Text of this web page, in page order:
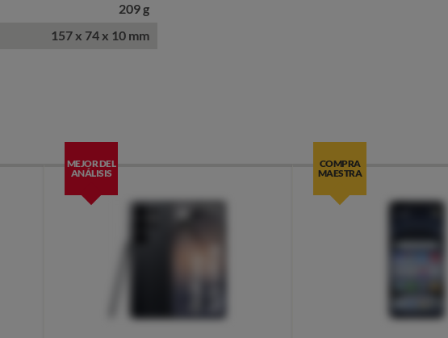
209 g
157 x 74 x 10 mm
MEJOR DEL
ANÁLISIS
COMPRA
MAESTRA